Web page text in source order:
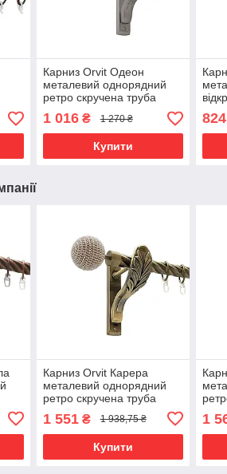
Карниз Orvit Одеон
металевий однорядний
ретро скручена труба
кільце металеве Сатин 25
мм 200 см (00-00011416)
1 016₴ 1 270 ₴
Купити
300
824
Карниз Orvit Карера
металевий однорядний
ретро скручена труба
кільце металеве Антик 25
мм 160 см (00-00021631)
1 551₴ 1 938,75 ₴
Купити
1